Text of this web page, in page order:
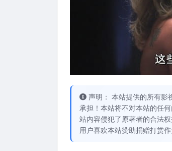
声明： 本站提供的所有影
承担！本站将不对本站的任
站内容侵犯了原著者的合法
用户喜欢本站赞助捐赠打赏